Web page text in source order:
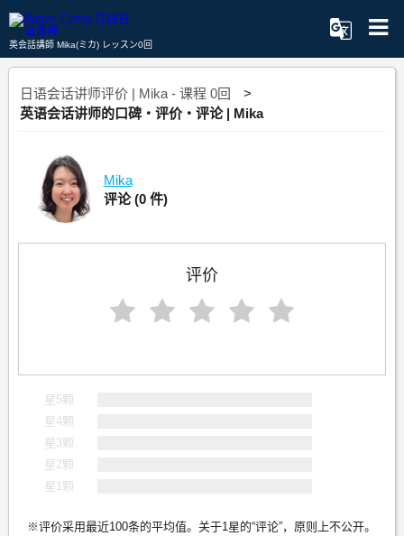
英会話講師 Mika(ミカ) レッスン0回
日语会话讲师评价 | Mika - 课程 0回
英语会话讲师的口碑・评价・评论 | Mika
Mika
评论(0 件)
评价
星5颗
星4颗
星3颗
星2颗
星1颗
评价采用最近100条的平均值。关于1星的“评论”，原则上不公开。